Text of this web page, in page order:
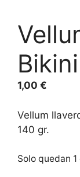
1,00 €
Vellum
140 gr.
Solo quedan